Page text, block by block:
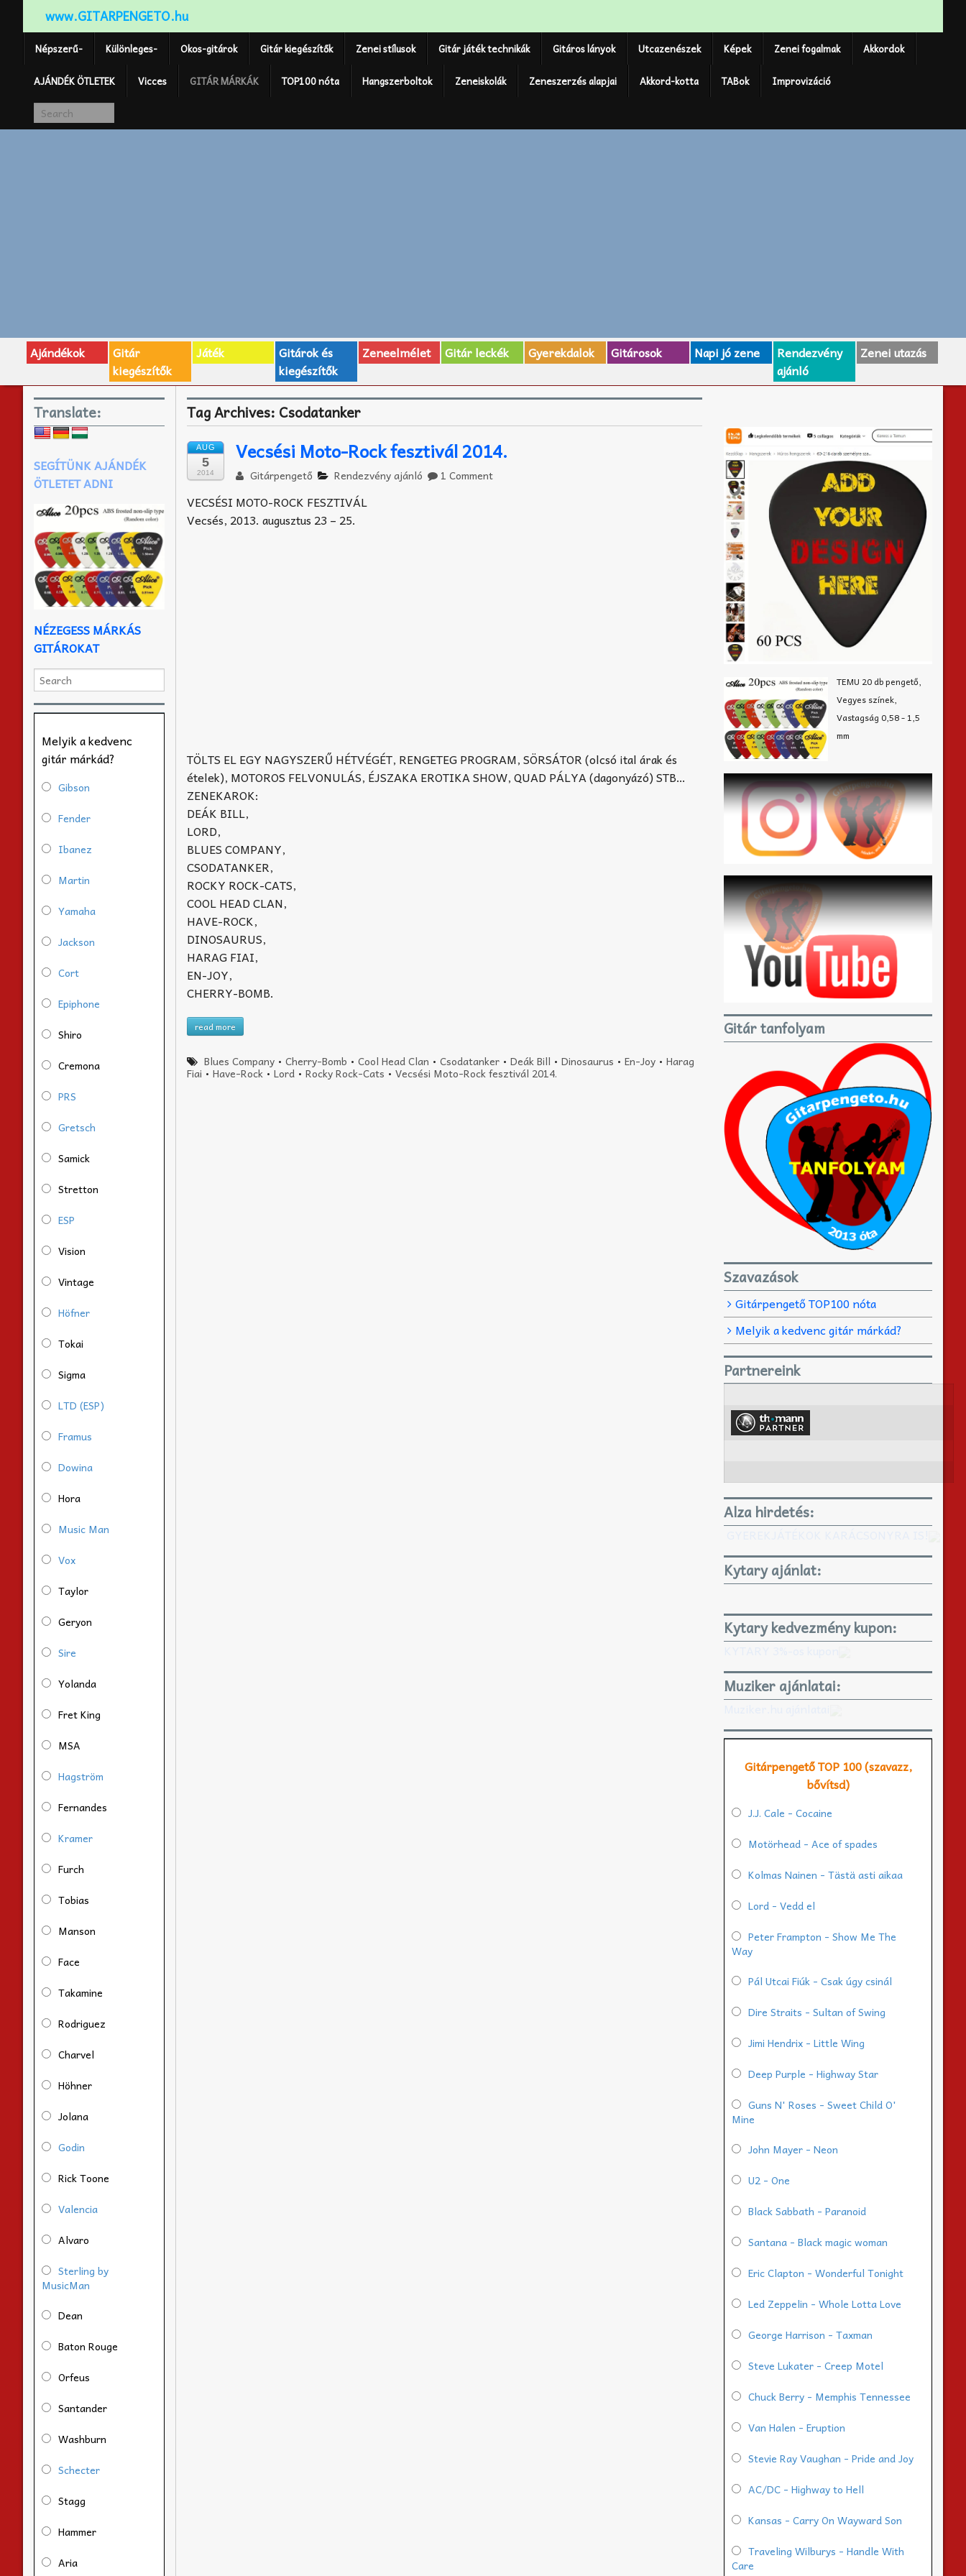
www.GITARPENGETO.hu
Népszerű- Különleges- Okos-gitárok Gitár kiegészítők Zenei stílusok Gitár játék technikák Gitáros lányok Utcazenészek Képek Zenei fogalmak Akkordok
AJÁNDÉK ÖTLETEK Vicces GITÁR MÁRKÁK TOP100 nóta Hangszerboltok Zeneiskolák Zeneszerzés alapjai Akkord-kotta TABok Improvizáció
Ajándékok
Gitár
kiegészítők
Játék
Gitárok és
kiegészítők
Zeneelmélet Gitár leckék Gyerekdalok Gitárosok Napi jó zene
Rendezvény
ajánló
Zenei utazás
Tag Archives: Csodatanker
AUG
5
2014
Vecsési Moto-Rock fesztivál 2014.
Gitárpengető Rendezvény ajánló 1 Comment
VECSÉSI MOTO-ROCK FESZTIVÁL
Vecsés, 2013. augusztus 23 – 25.
TÖLTS EL EGY NAGYSZERŰ HÉTVÉGÉT, RENGETEG PROGRAM, SÖRSÁTOR (olcsó ital árak és
ételek), MOTOROS FELVONULÁS, ÉJSZAKA EROTIKA SHOW, QUAD PÁLYA (dagonyázó) STB…
ZENEKAROK:
DEÁK BILL,
LORD,
BLUES COMPANY,
CSODATANKER,
ROCKY ROCK-CATS,
COOL HEAD CLAN,
HAVE-ROCK,
DINOSAURUS,
HARAG FIAI,
EN-JOY,
CHERRY-BOMB.
read more
Blues Company• Cherry-Bomb • Cool Head Clan • Csodatanker• Deák Bill • Dinosaurus • En-Joy• Harag
Fiai •Have-Rock •Lord •Rocky Rock-Cats •Vecsési Moto-Rock fesztivál 2014.
Translate:
SEGÍTÜNK AJÁNDÉK
ÖTLETET ADNI
NÉZEGESS MÁRKÁS
GITÁROKAT
Melyik a kedvenc
gitár márkád?
Gibson
Fender
Ibanez
Martin
Yamaha
Jackson
Cort
Epiphone
Shiro
Cremona
PRS
Gretsch
Samick
Stretton
ESP
Vision
Vintage
Höfner
Tokai
Sigma
LTD (ESP)
Framus
Dowina
Hora
Music Man
Vox
Taylor
Geryon
Sire
Yolanda
Fret King
MSA
Hagström
Fernandes
Kramer
Furch
Tobias
Manson
Face
Takamine
Rodriguez
Charvel
Höhner
Jolana
Godin
Rick Toone
Valencia
Alvaro
Sterling by
MusicMan
Dean
Baton Rouge
Orfeus
Santander
Washburn
Schecter
Stagg
Hammer
Aria
TEMU 20 db pengető,
Vegyes színek,
Vastagság 0,58 - 1,5
mm
Gitár tanfolyam
Szavazások
Gitárpengető TOP100 nóta
Melyik a kedvenc gitár márkád?
Partnereink
Alza hirdetés:
Kytary ajánlat:
Kytary kedvezmény kupon:
Muziker ajánlatai:
Gitárpengető TOP 100 (szavazz,
bővítsd)
J.J. Cale - Cocaine
Motörhead - Ace of spades
Kolmas Nainen - Tästä asti aikaa
Lord - Vedd el
Peter Frampton - Show Me The
Way
Pál Utcai Fiúk - Csak úgy csinál
Dire Straits - Sultan of Swing
Jimi Hendrix - Little Wing
Deep Purple - Highway Star
Guns N' Roses - Sweet Child O'
Mine
John Mayer - Neon
U2 - One
Black Sabbath - Paranoid
Santana - Black magic woman
Eric Clapton - Wonderful Tonight
Led Zeppelin - Whole Lotta Love
George Harrison - Taxman
Steve Lukater - Creep Motel
Chuck Berry - Memphis Tennessee
Van Halen - Eruption
Stevie Ray Vaughan - Pride and Joy
AC/DC - Highway to Hell
Kansas - Carry On Wayward Son
Traveling Wilburys - Handle With
Care